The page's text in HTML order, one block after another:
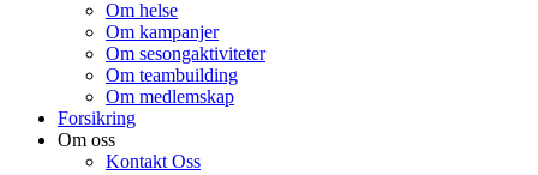
Om helse
Om kampanjer
Om sesongaktiviteter
Om teambuilding
Om medlemskap
Forsikring
Om oss
Kontakt Oss